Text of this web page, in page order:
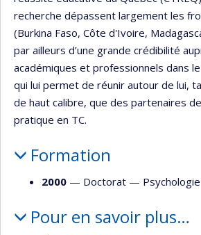
recherche dépassent largement les
(Burkina Faso, Côte d'Ivoire,
par ailleurs d’une grande crédibilité
académiques et professionnels dans
qui lui permet de réunir autour de lui,
de haut calibre, que des partenaires
pratique en TC.
Formation
2000 — Doctorat — Psychologie
Pour en savoir plus…